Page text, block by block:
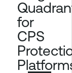
for
CPS